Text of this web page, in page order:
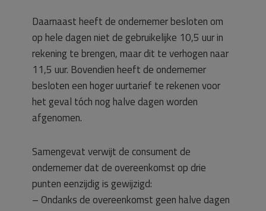
Daarnaast heeft de ondernemer besloten om
op hele dagen niet de gebruikelijke 10,5 uur in
rekening te brengen, maar dit te verhogen naar
11,5 uur. Bovendien heeft de ondernemer
besloten een hoger uurtarief te rekenen voor
het geval tóch nog halve dagen worden
afgenomen.
Samengevat verwijt de consument de
ondernemer dat de overeenkomst op drie
punten eenzijdig is gewijzigd:
– Ondanks de overeenkomst geen halve dagen